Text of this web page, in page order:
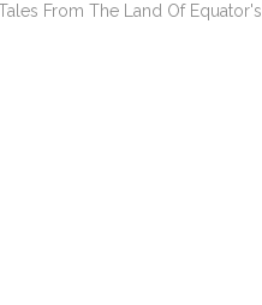
From The Land Of Equator's